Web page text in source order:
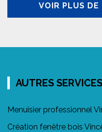
VOIR PLUS DE
AUTRES SERVICES
Menuisier professionnel
Création fenêtre bois